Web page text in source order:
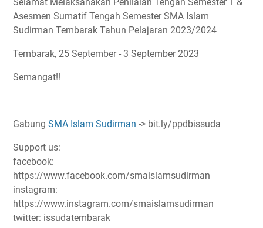
Asesmen Sumatif Tengah Semester SMA Islam
Sudirman Tembarak Tahun Pelajaran 2023/2024
Tembarak, 25 September - 3 September 2023
Semangat!!
Gabung SMA Islam Sudirman -> bit.ly/ppdbissuda
Support us:
facebook:
https://www.facebook.com/smaislamsudirman
instagram:
https://www.instagram.com/smaislamsudirman
twitter: issudatembarak